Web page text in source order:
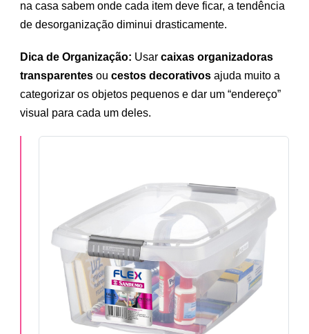
na casa sabem onde cada item deve ficar, a tendência
de desorganização diminui drasticamente.
Dica de Organização: Usar caixas organizadoras
transparentes ou cestos decorativos ajuda muito a
categorizar os objetos pequenos e dar um “endereço”
visual para cada um deles.